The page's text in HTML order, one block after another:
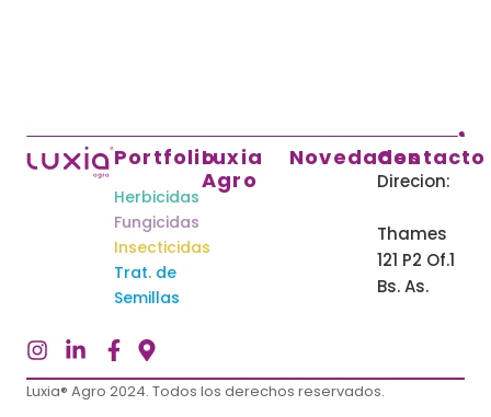
Portfolio
Herbicidas
Fungicidas
Insecticidas
Trat. de
Semillas
Luxia
Agro
NovedadesContacto
Direcion:
Thames
121 P2 Of.1
Bs. As.
Luxia® Agro 2024. Todos los derechos reservados.